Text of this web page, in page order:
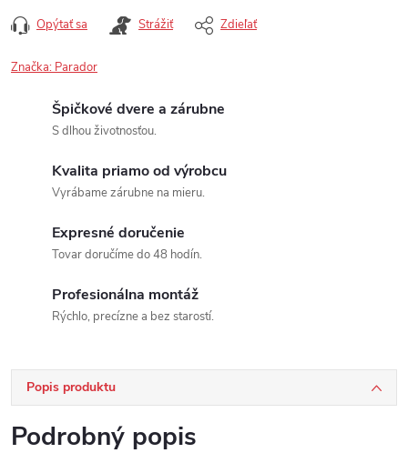
Opýtať sa Strážiť Zdieľať
Značka: Parador
Špičkové dvere a zárubne
S dlhou životnosťou.
Kvalita priamo od výrobcu
Vyrábame zárubne na mieru.
Expresné doručenie
Tovar doručíme do 48 hodín.
Profesionálna montáž
Rýchlo, precízne a bez starostí.
Popis produktu
Podrobný popis